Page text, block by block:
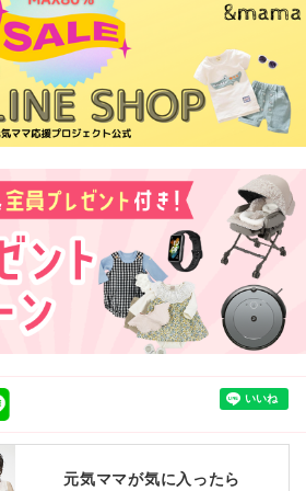
元気ママが気に入ったら